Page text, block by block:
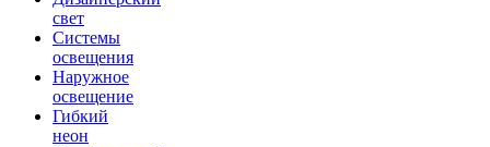
свет
Системы
освещения
Наружное
освещение
Гибкий
неон